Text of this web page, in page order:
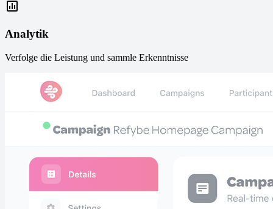
Analytik
Verfolge die Leistung und sammle Erkenntnisse